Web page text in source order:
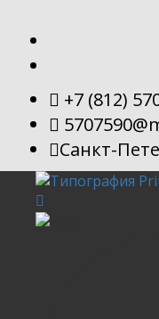
+7 (812)
Санкт-